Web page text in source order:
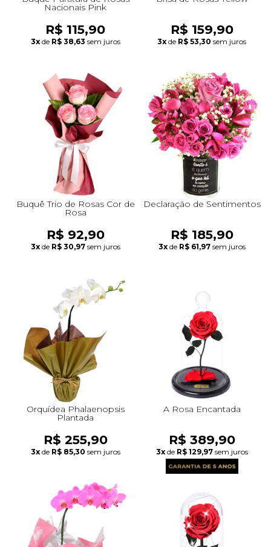
Nacionais Pink
R$ 115,90
3x de R$ 38,63 sem juros
R$ 159,90
3x de R$ 53,30 sem juros
Buquê Trio de Rosas Cor de
Rosa
R$ 92,90
3x de R$ 30,97 sem juros
Declaração de Sentimentos
R$ 185,90
3x de R$ 61,97 sem juros
Orquídea Phalaenopsis
Plantada
R$ 255,90
3x de R$ 85,30 sem juros
A Rosa Encantada
R$ 389,90
3x de R$ 129,97 sem juros